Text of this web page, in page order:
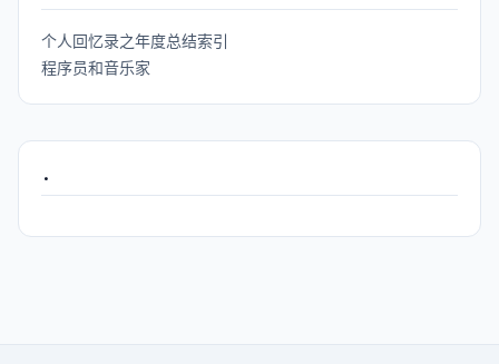
个人回忆录之年度总结索引
程序员和音乐家
.